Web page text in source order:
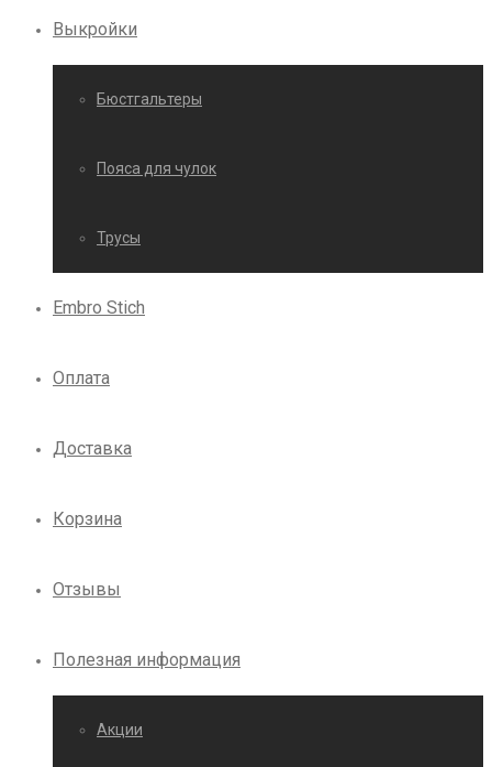
Выкройки
Бюстгальтеры
Пояса для чулок
Трусы
Embro Stich
Оплата
Доставка
Корзина
Отзывы
Полезная информация
Акции